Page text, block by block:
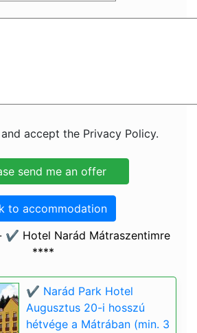
accept the Privacy Policy.
to accommodation
✔️ Hotel Narád Mátraszentimre
****
✔️ Narád Park Hotel
Augusztus 20-i hosszú
hétvége a Mátrában (min. 3